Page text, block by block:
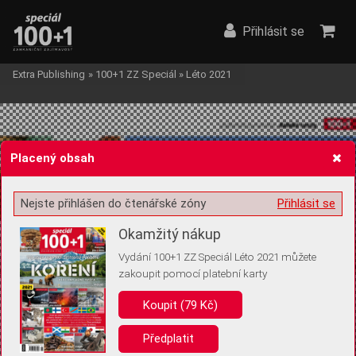
Žádost o souhlas s ukládáním volitelných informací
Pro základní fungování webu nepotřebujeme ukládat žádné informace
(tzv. cookies apod.). Rádi bychom vás ale požádali o souhlas s
uložením volitelných informací:
Anonymní unikátní ID
Přihlásit se
Extra Publishing » 100+1 ZZ Speciál » Léto 2021
Placený obsah
Přihlásit se
Nejste přihlášen do čtenářské zóny
Okamžitý nákup
Vydání 100+1 ZZ Speciál Léto 2021 můžete
zakoupit pomocí platební karty
Koupit (79 Kč)
Předplatit